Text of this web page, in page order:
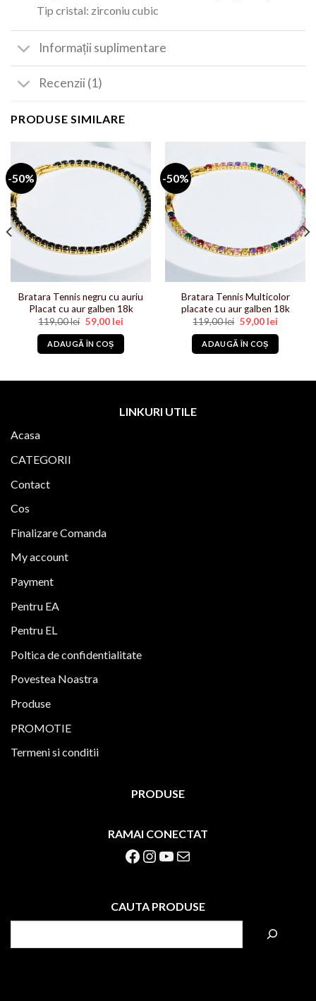
Tip cristal: zirconiu cubic
Informații suplimentare
Recenzii (1)
PRODUSE SIMILARE
-50%
Bratara Tennis negru cu auriu
Placat cu aur galben 18k
119,00lei Prețul
inițial
a
fost:
119,00 lei.
59,00 leiPrețul
este:
ADAUGĂ ÎN COȘ
-50%
Bratara Tennis Multicolor
placate cu aur galben 18k
119,00lei Prețul
inițial
a
fost:
119,00 lei.
59,00 leiPrețul
este:
ADAUGĂ ÎN COȘ
LINKURI UTILE
Acasa
CATEGORII
Contact
Cos
Finalizare Comanda
My account
Payment
Pentru EA
Pentru EL
Poltica de confidentialitate
Povestea Noastra
Produse
PROMOTIE
Termeni si conditii
PRODUSE
RAMAI CONECTAT
Facebook Instagram YouTube Mail
CAUTA PRODUSE